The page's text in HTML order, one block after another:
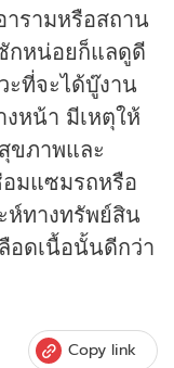
ารามหรือสถาน
กหน่อยก็แลดูดี
ะที่จะได้บู๊งาน
หน้า มีเหตุให้
ขภาพและ
มแซมรถหรือ
ห์ทางทรัพย์สิน
อดเนื้อนั้นดีกว่า
Copy link